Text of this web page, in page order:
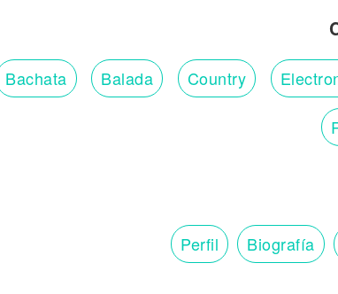
Bachata Balada Country
Perfil Biografía